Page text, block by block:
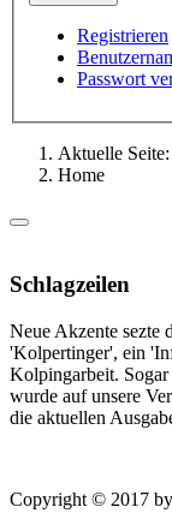
Registrieren
Passwort
Aktuelle Seite:
Home
Schlagzeilen
Neue Akzente sezte
'Kolpertinger', ein
Kolpingarbeit. Sogar
wurde auf unsere
die aktuellen
Copyright © 2017